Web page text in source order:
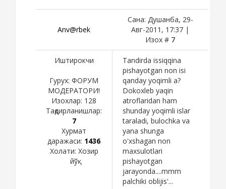
Anv@rbek
Сана: Душанба, 29-
Авг-2011, 17:37 |
Изох # 7
Иштирокчи
Гурух: ФОРУМ
МОДЕРАТОРИ!
Изохлар: 128
Тақдирланишлар:
7
Хурмат
даражаси: 1436
Холати: Хозир
йўқ
Tandirda issiqqina
pishayotgan non isi
qanday yoqimli a?
Dokoxleb yaqin
atroflaridan ham
shunday yoqimli islar
taraladi, bulochka va
yana shunga
o'xshagan non
maxsulotlari
pishayotgan
jarayonda....mmm
palchiki oblijis'...